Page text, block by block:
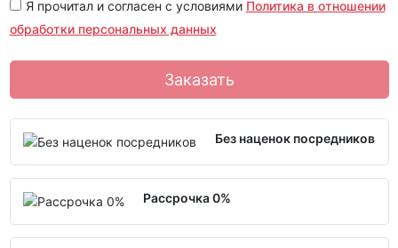
Я прочитал и согласен с условиями Политика в отношении
обработки персональных данных
Заказать
Без наценок посредников
Рассрочка 0%